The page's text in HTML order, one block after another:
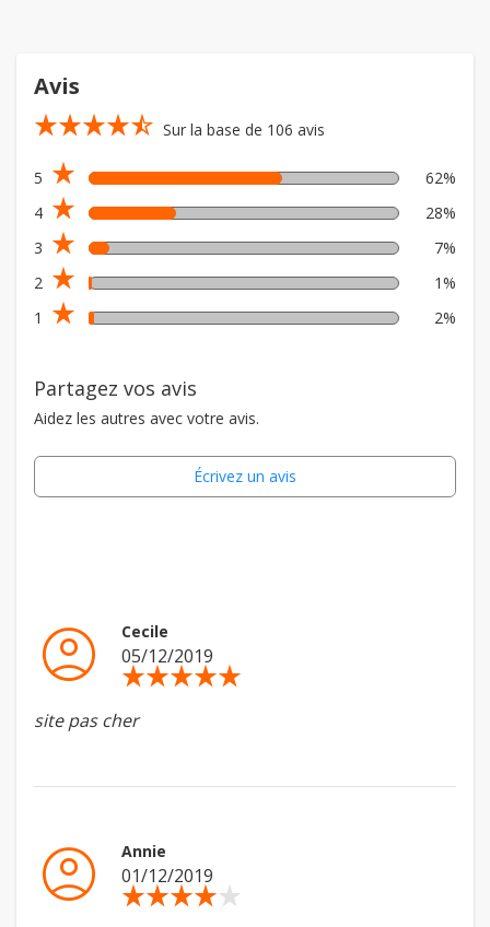
Avis
star_ratestar_ratestar_ratestar_ratestar_rate_half Sur la base de 106 avis
5 star_rate
62%
4 star_rate
28%
3 star_rate
7%
2 star_rate
1%
1
star_rate 2%
Partagez vos avis
Aidez les autres avec votre avis.
Écrivez un avis
account_circle Cecile
05/12/2019
star_ratestar_ratestar_ratestar_ratestar_rate
site pas cher
account_circle Annie
01/12/2019
star_ratestar_ratestar_ratestar_ratestar_rate